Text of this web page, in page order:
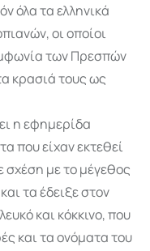
όλα τα ελληνικά
οι οποίοι
των Πρεσπών
κρασιά τους ως
η εφημερίδα
που είχαν εκτεθεί
σχέση με το μέγεθος
τα έδειξε στον
και κόκκινο, που
και τα ονόματα του